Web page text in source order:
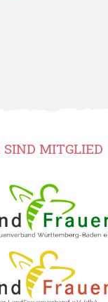
MITGLIED